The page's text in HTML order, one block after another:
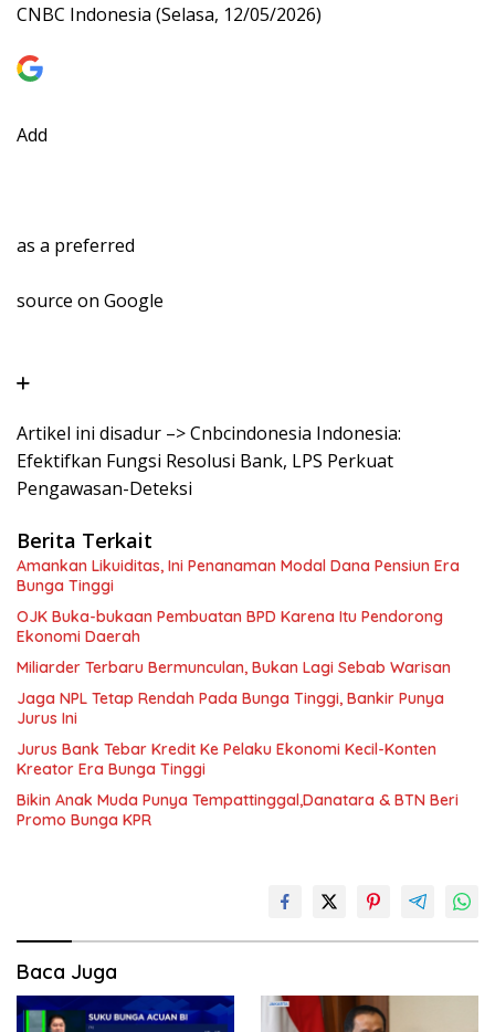
CNBC Indonesia (Selasa, 12/05/2026)
Add
as a preferred
source on Google
Artikel ini disadur –> Cnbcindonesia Indonesia:
Efektifkan Fungsi Resolusi Bank, LPS Perkuat
Pengawasan-Deteksi
Berita Terkait
Amankan Likuiditas, Ini Penanaman Modal Dana Pensiun Era
Bunga Tinggi
OJK Buka-bukaan Pembuatan BPD Karena Itu Pendorong
Ekonomi Daerah
Miliarder Terbaru Bermunculan, Bukan Lagi Sebab Warisan
Jaga NPL Tetap Rendah Pada Bunga Tinggi, Bankir Punya
Jurus Ini
Jurus Bank Tebar Kredit Ke Pelaku Ekonomi Kecil-Konten
Kreator Era Bunga Tinggi
Bikin Anak Muda Punya Tempattinggal,Danatara & BTN Beri
Promo Bunga KPR
Baca Juga